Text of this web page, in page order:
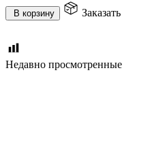
В корзину Заказать
Недавно просмотренные